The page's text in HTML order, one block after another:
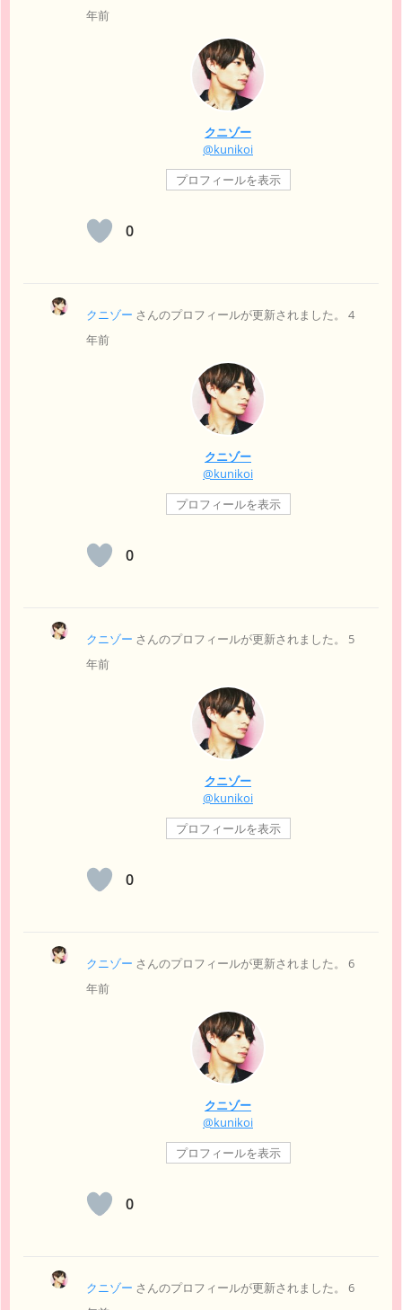
年前
クニゾー
@kunikoi
プロフィールを表示
0
クニゾー さんのプロフィールが更新されました。 4
年前
クニゾー
@kunikoi
プロフィールを表示
0
クニゾー さんのプロフィールが更新されました。 5
年前
クニゾー
@kunikoi
プロフィールを表示
0
クニゾー さんのプロフィールが更新されました。 6
年前
クニゾー
@kunikoi
プロフィールを表示
0
クニゾー さんのプロフィールが更新されました。 6